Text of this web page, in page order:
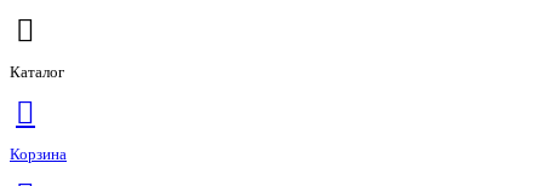
Каталог
Корзина